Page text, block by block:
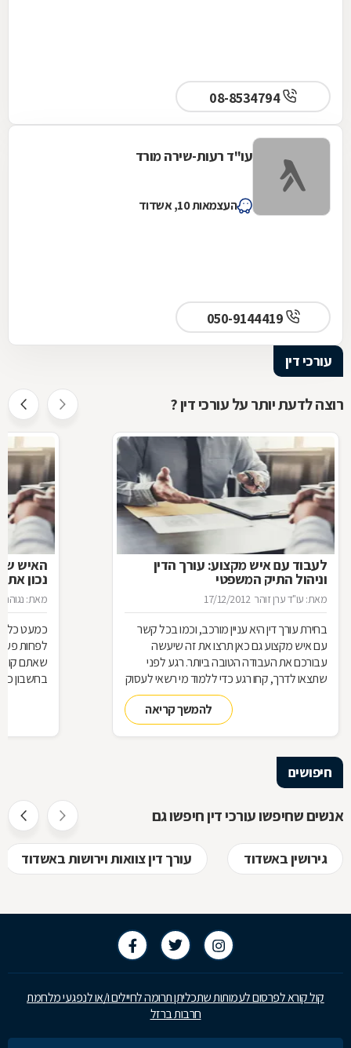
08-8534794
עו"ד רעות-שירה מורד
העצמאות 10, אשדוד
עורכי דין
רוצה לדעת יותר על עורכי דין ?
לעבוד עם איש מקצוע: עורך הדין
וניהול התיק המשפטי
מאת: עו"ד ערן זוהר 17/12/2012
בחירת עורך דין היא עניין מורכב, וכמו בכל קשר
עם איש מקצוע גם כאן תרצו את זה שיעשה
עבורכם את העבודה הטובה ביותר. רגע לפני
שתצאו לדרך, קחו רגע כדי ללמוד מי רשאי לעסוק
בעריכת דין ומה הידע הבסיסי הנדרש כדי לטפל
להמשך קריאה
האיש
נכון את
מאת: נגוהה
כמעט כל
לפחות
שאתם
בחשבון
חיפושים
אנשים שחיפשו עורכי דין חיפשו גם
גירושין באשדוד עורך דין צוואות וירושות באשדוד
קול קורא לפרסום לעמותות שתכליתן תרומה לחיילים ו/או לנפגעי מלחמת
חרבות ברזל